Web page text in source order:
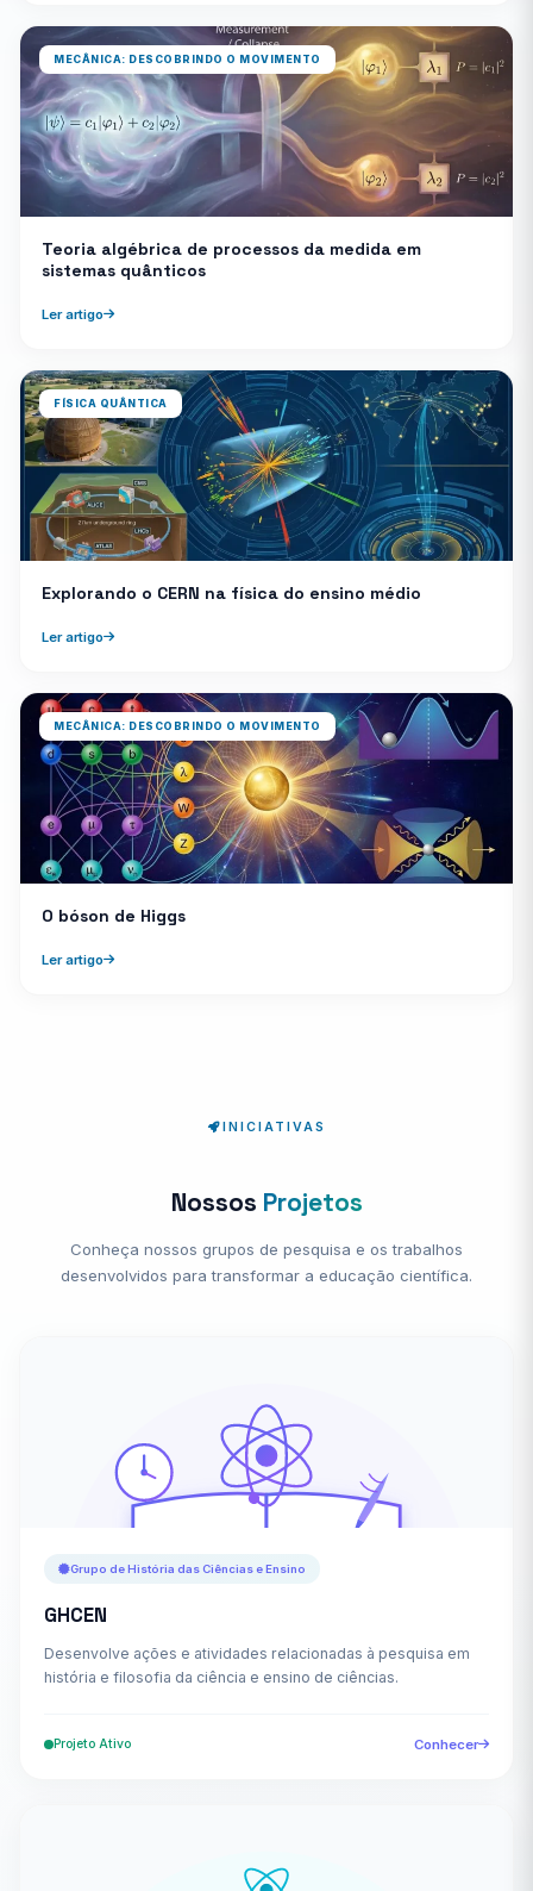
MECÂNICA: DESCOBRINDO O MOVIMENTO
Teoria algébrica de processos da medida em
sistemas quânticos
Ler artigo
FÍSICA QUÂNTICA
Explorando o CERN na física do ensino médio
Ler artigo
MECÂNICA: DESCOBRINDO O MOVIMENTO
O bóson de Higgs
Ler artigo
INICIATIVAS
Nossos Projetos
Conheça nossos grupos de pesquisa e os trabalhos
desenvolvidos para transformar a educação científica.
Grupo de História das Ciências e Ensino
GHCEN
Desenvolve ações e atividades relacionadas à pesquisa em
história e filosofia da ciência e ensino de ciências.
Projeto Ativo Conhecer